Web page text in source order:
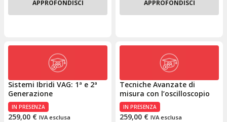
APPROFONDISCI APPROFONDISCI
Sistemi Ibridi VAG: 1ª e 2ª
Generazione
IN PRESENZA
259,00 € IVA esclusa
Tecniche Avanzate di
misura con l’oscilloscopio
IN PRESENZA
259,00 € IVA esclusa